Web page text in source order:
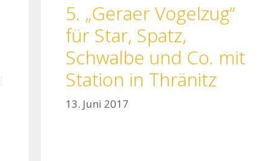
5. „Geraer Vogelzug“
für Star, Spatz,
Schwalbe und Co. mit
Station in Thränitz
13. Juni 2017